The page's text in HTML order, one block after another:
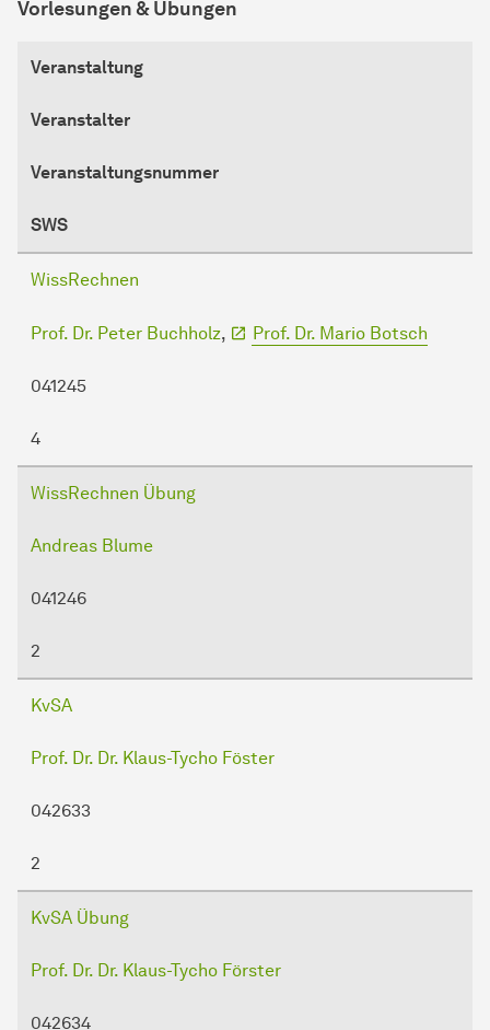
Vorlesungen & Übungen
Veranstaltung
Veranstalter
Veranstaltungsnummer
SWS
WissRechnen
Prof. Dr. Peter Buchholz, Prof. Dr. Mario Botsch
041245
4
WissRechnen Übung
Andreas Blume
041246
2
KvSA
Prof. Dr. Dr. Klaus-Tycho Föster
042633
2
KvSA Übung
Prof. Dr. Dr. Klaus-Tycho Förster
042634